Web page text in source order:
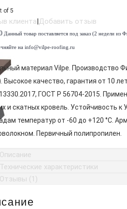
of 5
клиента|Добавить отзыв
Данный товар поставляется под заказ (2 недели из
на info@vilpe-roofing.ru
материал Vilpe. Производство
Высокое качество, гарантия от 10
ГОСТ Р 56704-2015.
и скатных кровель. Устойчивость к
температур от -60 до +120 °C.
Первичный полипропилен.
Описание
Технические характеристики
Отзывы (1)